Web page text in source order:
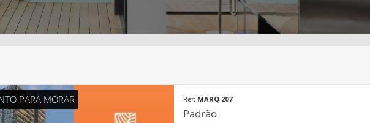
PARA MORAR Ref: MARQ 207
Padrão